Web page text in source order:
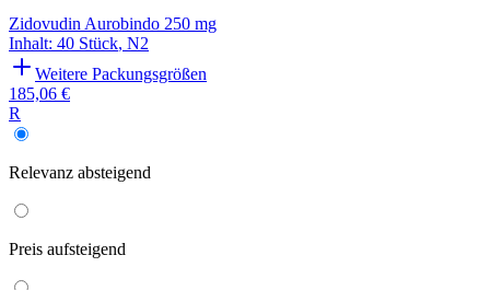
Zidovudin Aurobindo 250 mg
Inhalt: 40 Stück, N2
Weitere Packungsgrößen
185,06 €
R
Relevanz absteigend
Preis aufsteigend